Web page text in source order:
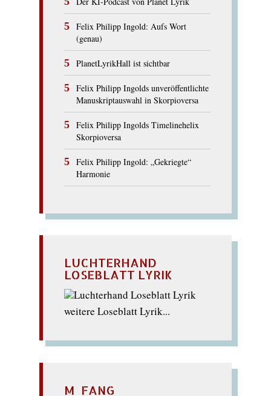
Felix Philipp Ingold: Aufs Wort
(genau)
PlanetLyrikHall ist sichtbar
Felix Philipp Ingolds unveröffentlichte
Manuskriptauswahl in Skorpioversa
Felix Philipp Ingolds Timelinehelix
Skorpioversa
Felix Philipp Ingold: „Gekriegte“
Harmonie
LUCHTERHAND
LOSEBLATT LYRIK
weitere Loseblatt Lyrik...
M_FANG